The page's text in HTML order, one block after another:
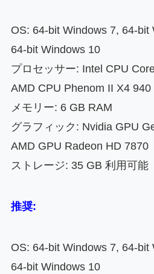
OS: 64-bit Windows 7, 64-bit
64-bit Windows 10
プロセッサー: Intel CPU
AMD CPU Phenom II X4 940
メモリー: 6 GB RAM
グラフィック: Nvidia GPU
AMD GPU Radeon HD 7870
ストレージ: 35 GB 利用可能
推奨:
OS: 64-bit Windows 7, 64-bit
64-bit Windows 10